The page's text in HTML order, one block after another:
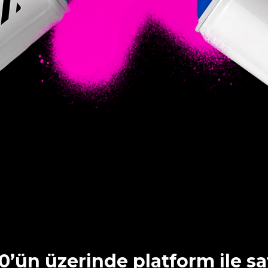
üzerinde platform ile